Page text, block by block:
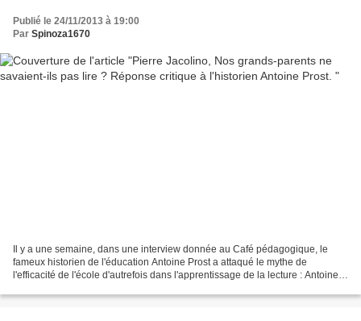
Publié le 24/11/2013 à 19:00
Par Spinoza1670
Il y a une semaine, dans une interview donnée au Café pédagogique, le
fameux historien de l'éducation Antoine Prost a attaqué le mythe de
l'efficacité de l'école d'autrefois dans l'apprentissage de la lecture : Antoine